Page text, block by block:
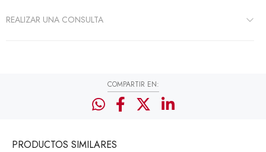
REALIZAR UNA CONSULTA
COMPARTIR EN:
PRODUCTOS SIMILARES